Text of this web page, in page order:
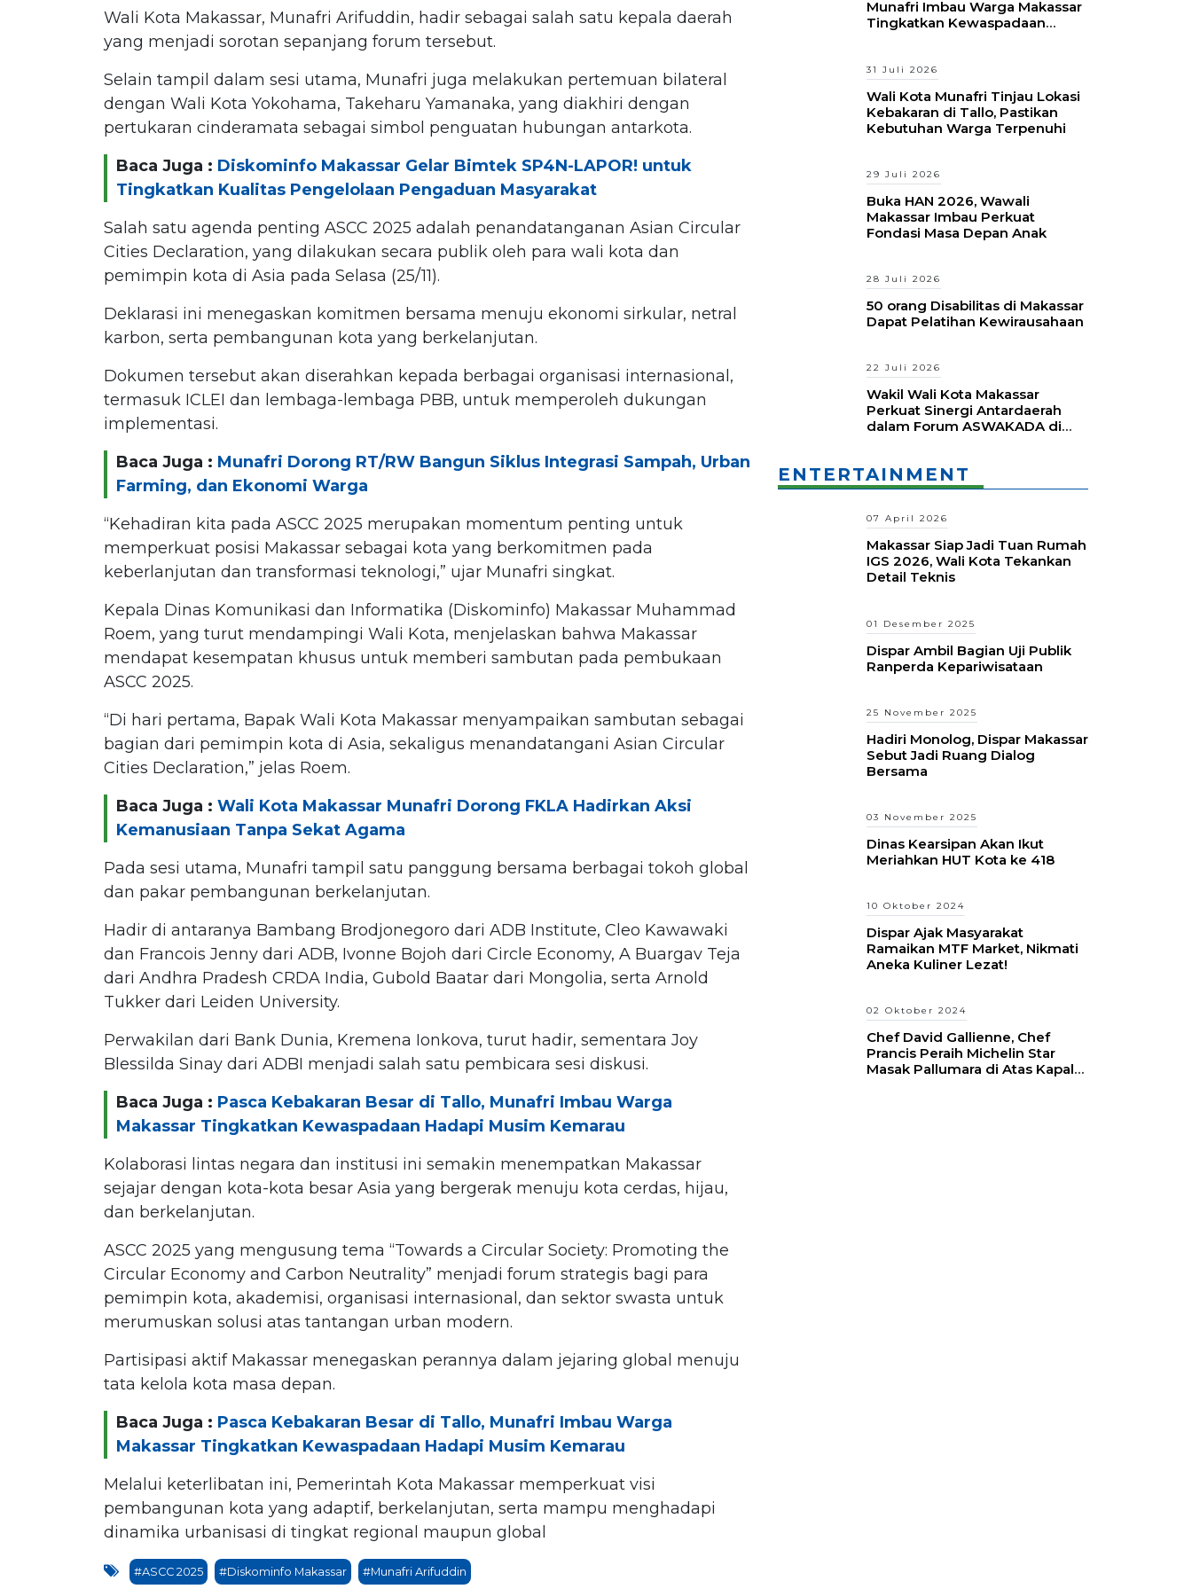
Wali Kota Makassar, Munafri Arifuddin, hadir sebagai salah satu kepala daerah
yang menjadi sorotan sepanjang forum tersebut.
Selain tampil dalam sesi utama, Munafri juga melakukan pertemuan bilateral
dengan Wali Kota Yokohama, Takeharu Yamanaka, yang diakhiri dengan
pertukaran cinderamata sebagai simbol penguatan hubungan antarkota.
Baca Juga : Diskominfo Makassar Gelar Bimtek SP4N-LAPOR! untuk
Tingkatkan Kualitas Pengelolaan Pengaduan Masyarakat
Salah satu agenda penting ASCC 2025 adalah penandatanganan Asian Circular
Cities Declaration, yang dilakukan secara publik oleh para wali kota dan
pemimpin kota di Asia pada Selasa (25/11).
Deklarasi ini menegaskan komitmen bersama menuju ekonomi sirkular, netral
karbon, serta pembangunan kota yang berkelanjutan.
Dokumen tersebut akan diserahkan kepada berbagai organisasi internasional,
termasuk ICLEI dan lembaga-lembaga PBB, untuk memperoleh dukungan
implementasi.
Baca Juga : Munafri Dorong RT/RW Bangun Siklus Integrasi Sampah, Urban
Farming, dan Ekonomi Warga
“Kehadiran kita pada ASCC 2025 merupakan momentum penting untuk
memperkuat posisi Makassar sebagai kota yang berkomitmen pada
keberlanjutan dan transformasi teknologi,” ujar Munafri singkat.
Kepala Dinas Komunikasi dan Informatika (Diskominfo) Makassar Muhammad
Roem, yang turut mendampingi Wali Kota, menjelaskan bahwa Makassar
mendapat kesempatan khusus untuk memberi sambutan pada pembukaan
ASCC 2025.
“Di hari pertama, Bapak Wali Kota Makassar menyampaikan sambutan sebagai
bagian dari pemimpin kota di Asia, sekaligus menandatangani Asian Circular
Cities Declaration,” jelas Roem.
Baca Juga : Wali Kota Makassar Munafri Dorong FKLA Hadirkan Aksi
Kemanusiaan Tanpa Sekat Agama
Pada sesi utama, Munafri tampil satu panggung bersama berbagai tokoh global
dan pakar pembangunan berkelanjutan.
Hadir di antaranya Bambang Brodjonegoro dari ADB Institute, Cleo Kawawaki
dan Francois Jenny dari ADB, Ivonne Bojoh dari Circle Economy, A Buargav Teja
dari Andhra Pradesh CRDA India, Gubold Baatar dari Mongolia, serta Arnold
Tukker dari Leiden University.
Perwakilan dari Bank Dunia, Kremena Ionkova, turut hadir, sementara Joy
Blessilda Sinay dari ADBI menjadi salah satu pembicara sesi diskusi.
Baca Juga : Pasca Kebakaran Besar di Tallo, Munafri Imbau Warga
Makassar Tingkatkan Kewaspadaan Hadapi Musim Kemarau
Kolaborasi lintas negara dan institusi ini semakin menempatkan Makassar
sejajar dengan kota-kota besar Asia yang bergerak menuju kota cerdas, hijau,
dan berkelanjutan.
ASCC 2025 yang mengusung tema “Towards a Circular Society: Promoting the
Circular Economy and Carbon Neutrality” menjadi forum strategis bagi para
pemimpin kota, akademisi, organisasi internasional, dan sektor swasta untuk
merumuskan solusi atas tantangan urban modern.
Partisipasi aktif Makassar menegaskan perannya dalam jejaring global menuju
tata kelola kota masa depan.
Baca Juga : Pasca Kebakaran Besar di Tallo, Munafri Imbau Warga
Makassar Tingkatkan Kewaspadaan Hadapi Musim Kemarau
Melalui keterlibatan ini, Pemerintah Kota Makassar memperkuat visi
pembangunan kota yang adaptif, berkelanjutan, serta mampu menghadapi
dinamika urbanisasi di tingkat regional maupun global
#ASCC 2025 #Diskominfo Makassar #Munafri Arifuddin
Munafri Imbau Warga Makassar
Tingkatkan Kewaspadaan
31 Juli 2026
Wali Kota Munafri Tinjau Lokasi
Kebakaran di Tallo, Pastikan
Kebutuhan Warga Terpenuhi
29 Juli 2026
Buka HAN 2026, Wawali
Makassar Imbau Perkuat
Fondasi Masa Depan Anak
28 Juli 2026
50 orang Disabilitas di Makassar
Dapat Pelatihan Kewirausahaan
22 Juli 2026
Wakil Wali Kota Makassar
Perkuat Sinergi Antardaerah
dalam Forum ASWAKADA di
ENTERTAINMENT
07 April 2026
Makassar Siap Jadi Tuan Rumah
IGS 2026, Wali Kota Tekankan
Detail Teknis
01 Desember 2025
Dispar Ambil Bagian Uji Publik
Ranperda Kepariwisataan
25 November 2025
Hadiri Monolog, Dispar Makassar
Sebut Jadi Ruang Dialog
Bersama
03 November 2025
Dinas Kearsipan Akan Ikut
Meriahkan HUT Kota ke 418
10 Oktober 2024
Dispar Ajak Masyarakat
Ramaikan MTF Market, Nikmati
Aneka Kuliner Lezat!
02 Oktober 2024
Chef David Gallienne, Chef
Prancis Peraih Michelin Star
Masak Pallumara di Atas Kapal